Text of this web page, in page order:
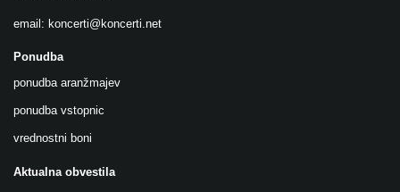
email: koncerti@koncerti.net
Ponudba
ponudba aranžmajev
ponudba vstopnic
vrednostni boni
Aktualna obvestila